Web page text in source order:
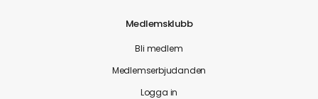
Medlemsklubb
Bli medlem
Medlemserbjudanden
Logga in